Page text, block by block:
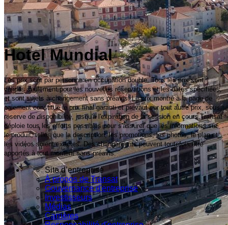
Hotel Mundial
Les prix sont par personne en occupation double. Tous les prix sont
valides seulement pour les nouvelles réservations et les dates spécifiées,
et sont sujets à changement sans préavis. Le prix montré à la page de
paiement constitue le prix final garanti et prévaut sur tout autre prix, sous
réserve de disponibilité, jusqu'à l'expiration de la session en cours.Transat
déploie tous les efforts possibles pour s'assurer que les informations sur
le produit, telles que la description, les promotions, les photos, le plan et
les vidéos soient exactes. Des changements peuvent toutefois être
apportés à tout moment sans préavis.
Site d’entreprise
À propos de Transat
Gouvernance d'entreprise
Investisseurs
Médias
Carrières